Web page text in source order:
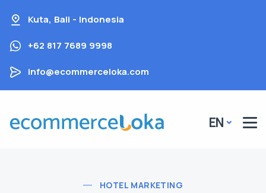
Kuta, Bali - Indonesia
+62 817 7689 9998
info@ecommerceloka.com
EN
HOTEL MARKETING